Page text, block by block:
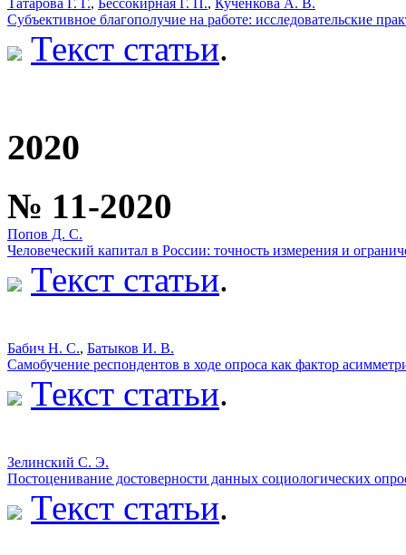
Субъективное благополучие на работе: исследовательские
Текст статьи.
2020
№ 11-2020
Попов Д. С.
Человеческий капитал в России: точность измерения и
Текст статьи.
Бабич Н. С., Батыков И. В.
Самобучение респондентов в ходе опроса как фактор
Текст статьи.
Зелинский С. Э.
Постоценивание достоверности данных социологических
Текст статьи.